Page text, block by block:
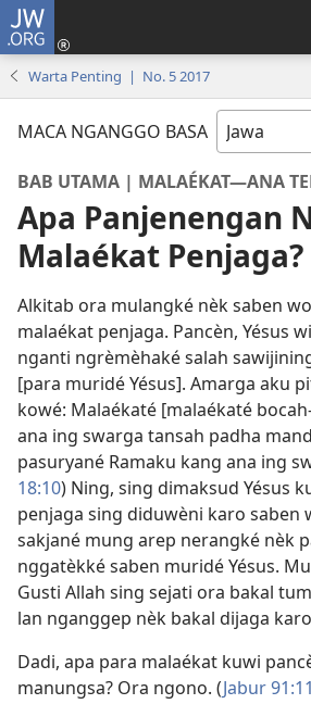
JW.ORG
Warta Penting | No. 5 2017
MACA NGANGGO BASA
BAB UTAMA | MALAÉKAT—ANA
Apa Panjenengan
Malaékat Penjaga?
Alkitab ora mulangké nèk saben
malaékat penjaga. Pancèn, Yésus
nganti ngrèmèhaké salah
[para muridé Yésus]. Amarga aku
kowé: Malaékaté [malaékaté
ana ing swarga tansah padha
pasuryané Ramaku kang ana ing
18:10) Ning, sing dimaksud Yésus
penjaga sing diduwèni karo saben
sakjané mung arep nerangké nèk
nggatèkké saben muridé Yésus.
Gusti Allah sing sejati ora bakal
lan nganggep nèk bakal dijaga
Dadi, apa para malaékat kuwi
manungsa? Ora ngono. (Jabur 91:11